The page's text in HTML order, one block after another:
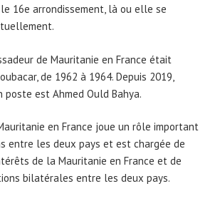
16e arrondissement, là ou elle se
de Mauritanie en France était
de 1962 à 1964. Depuis 2019,
poste est Ahmed Ould Bahya.
en France joue un rôle important
entre les deux pays et est chargée de
de la Mauritanie en France et de
bilatérales entre les deux pays.